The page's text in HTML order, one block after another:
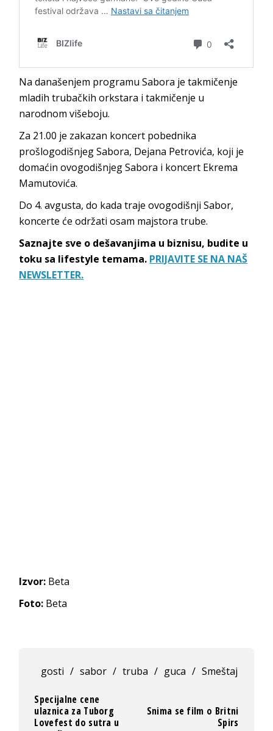
Na današenjem programu Sabora je takmičenje
mladih trubačkih orkstara i takmičenje u
narodnom višeboju.
Za 21.00 je zakazan koncert pobednika
prošlogodišnjeg Sabora, Dejana Petrovića, koji je
domaćin ovogodišnjeg Sabora i koncert Ekrema
Mamutovića.
Do 4. avgusta, do kada traje ovogodišnji Sabor,
koncerte će održati osam majstora trube.
Saznajte sve o dešavanjima u biznisu, budite u
toku sa lifestyle temama. PRIJAVITE SE NA NAŠ
NEWSLETTER.
Izvor: Beta
Foto: Beta
gosti / sabor / truba / guca / Smeštaj
Specijalne cene
ulaznica za Tuborg
Lovefest do sutra u
Snima se film o Britni
Spirs